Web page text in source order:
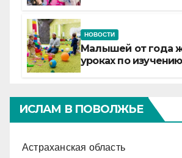
НОВОСТИ
Малышей от года
уроках по
ИСЛАМ В ПОВОЛЖЬЕ
Астраханская область